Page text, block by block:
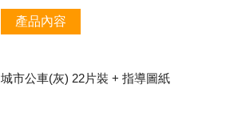
產品內容
城市公車(灰) 22片裝 + 指導圖紙